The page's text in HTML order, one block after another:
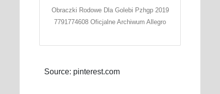
Obraczki Rodowe Dla Golebi Pzhgp 2019
7791774608 Oficjalne Archiwum Allegro
Source: pinterest.com